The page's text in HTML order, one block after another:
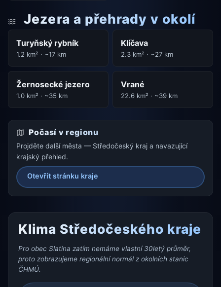
Jezera a přehrady v okolí
Turyňský rybník
1.2 km² · ~17 km
Klíčava
2.3 km² · ~27 km
Žernosecké jezero
1.0 km² · ~35 km
Vrané
22.6 km² · ~39 km
Počasí v regionu
Projděte další města — Středočeský kraj a navazující
krajský přehled.
Otevřít stránku kraje
Klima Středočeského kraje
Pro obec Slatina zatím nemáme vlastní 30letý průměr,
proto zobrazujeme regionální normál z okolních stanic
ČHMÚ.